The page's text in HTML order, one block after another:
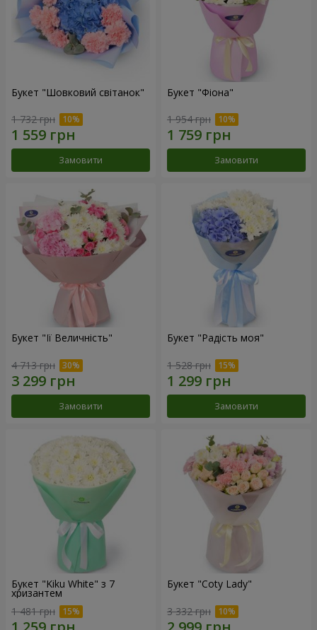
Букет "Шовковий світанок"
1 732 грн
Замовити
Букет "Фіона"
1 954 грн
Замовити
Букет "Її Величність"
4 713 грн
Замовити
Букет "Радість моя"
1 528 грн
Замовити
Букет "Kiku White" з 7
хризантем
1 481 грн
Букет "Coty Lady"
3 332 грн